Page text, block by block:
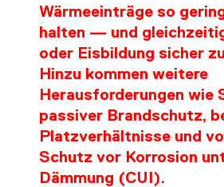
Wärmeeinträge so
halten — und
oder Eisbildung sicher
Hinzu kommen weitere
Herausforderungen wie
passiver Brandschutz,
Platzverhältnisse und
Schutz vor Korrosion
Dämmung (CUI).